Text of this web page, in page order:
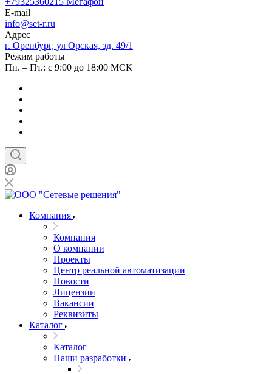
E-mail
info@set-r.ru
Адрес
г. Оренбург, ул Орская, зд. 49/1
Режим работы
Пн. – Пт.: с 9:00 до 18:00 МСК
Компания
Компания
О компании
Проекты
Центр реальной автоматизации
Новости
Лицензии
Вакансии
Реквизиты
Каталог
Каталог
Наши разработки